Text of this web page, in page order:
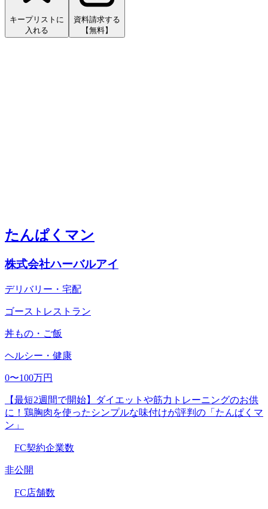
キープリストに
入れる
資料請求する
【無料】
たんぱくマン
株式会社ハーバルアイ
デリバリー・宅配
ゴーストレストラン
丼もの・ご飯
ヘルシー・健康
0〜100万円
【最短2週間で開始】ダイエットや筋力トレーニングのお供
に！鶏胸肉を使ったシンプルな味付けが評判の「たんぱくマ
ン」
FC契約企業数
非公開
FC店舗数